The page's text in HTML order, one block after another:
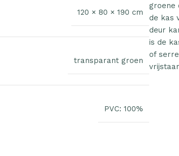
120 × 80 × 190 cm
transparant groen
PVC: 100%
groene
de kas
deur
is de
of